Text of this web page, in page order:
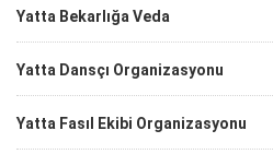
Yatta Bekarlığa Veda
Yatta Dansçı Organizasyonu
Yatta Fasıl Ekibi Organizasyonu